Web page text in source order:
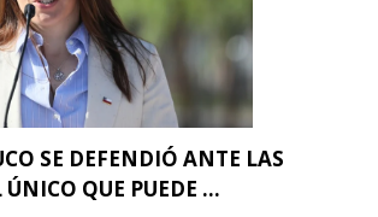
SE DEFENDIÓ ANTE LAS
ÚNICO QUE PUEDE ...